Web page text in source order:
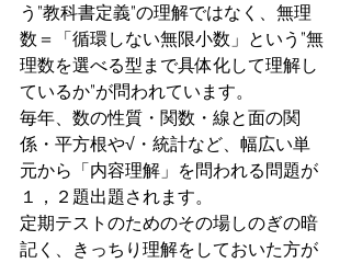
う”教科書定義”の理解ではなく、無理
数＝「循環しない無限小数」という”無
理数を選べる型まで具体化して理解し
ているか”が問われています。
毎年、数の性質・関数・線と面の関
係・平方根や√・統計など、幅広い単
元から「内容理解」を問われる問題が
１，２題出題されます。
定期テストのためのその場しのぎの暗
記く、きっちり理解をしておいた方が